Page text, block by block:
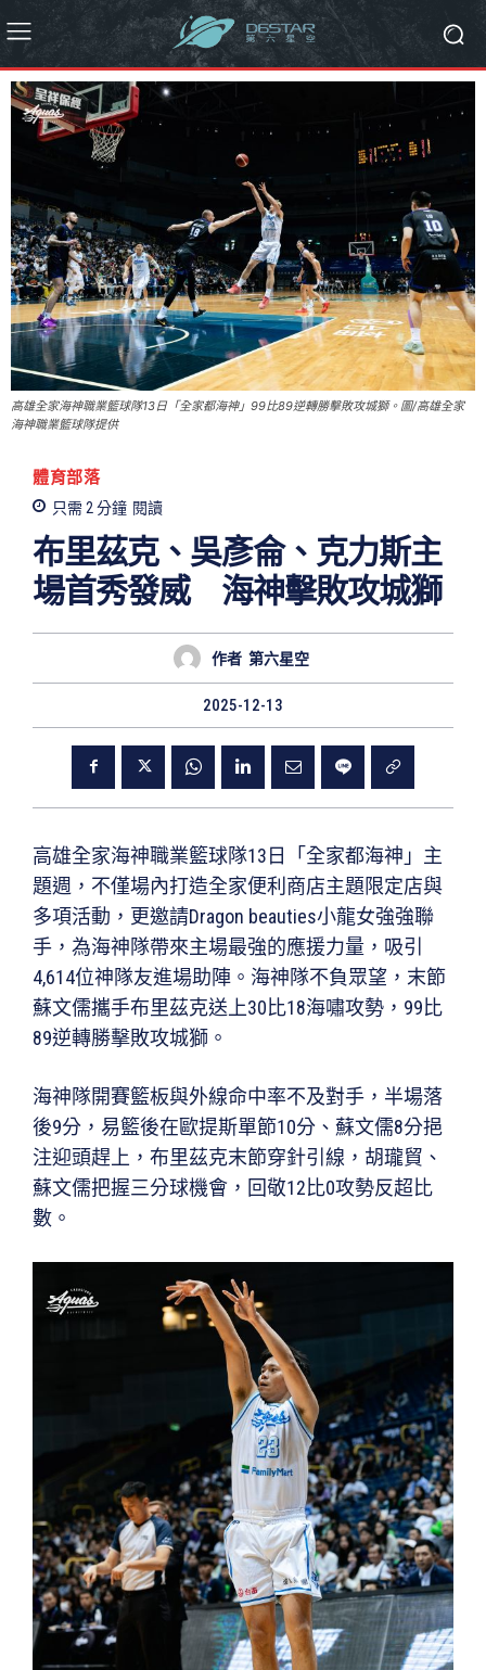
高雄全家海神職業籃球隊13日「全家都海神」99比89逆轉勝擊敗攻城獅。圖/高雄全家
海神職業籃球隊提供
體育部落
只需 2分鐘 閱讀
布里茲克、吳彥侖、克力斯主
場首秀發威 海神擊敗攻城獅
作者 第六星空
2025-12-13
高雄全家海神職業籃球隊13日「全家都海神」主
題週，不僅場內打造全家便利商店主題限定店與
多項活動，更邀請Dragon beauties小龍女強強聯
手，為海神隊帶來主場最強的應援力量，吸引
4,614位神隊友進場助陣。海神隊不負眾望，末節
蘇文儒攜手布里茲克送上30比18海嘯攻勢，99比
89逆轉勝擊敗攻城獅。
海神隊開賽籃板與外線命中率不及對手，半場落
後9分，易籃後在歐提斯單節10分、蘇文儒8分挹
注迎頭趕上，布里茲克末節穿針引線，胡瓏貿、
蘇文儒把握三分球機會，回敬12比0攻勢反超比
數。